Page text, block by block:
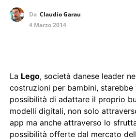
Da Claudio Garau
4 Marzo 2014
La Lego, società danese leader
costruzioni per bambini, starebbe
possibilità di adattare il proprio
modelli digitali, non solo
app ma anche attraverso lo
possibilità offerte dal mercato